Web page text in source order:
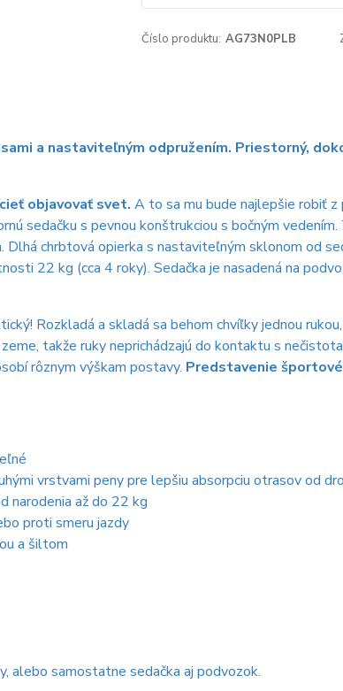
Číslo produktu: AG73N0PLB
a nastaviteľným odpružením. Priestorný,
objavovať svet. A to sa mu bude najlepšie robiť z
sedačku s pevnou konštrukciou s bočným
Dlhá chrbtová opierka s nastaviteľným sklonom od
22 kg (cca 4 roky). Sedačka je nasadená na
Rozkladá a skladá sa behom chvíľky jednou
takže ruky neprichádzajú do kontaktu s
rôznym výškam postavy. Predstavenie
vrstvami peny pre lepšiu absorpciu otrasov od
narodenia až do 22 kg
proti smeru jazdy
a šiltom
alebo samostatne sedačka aj podvozok.